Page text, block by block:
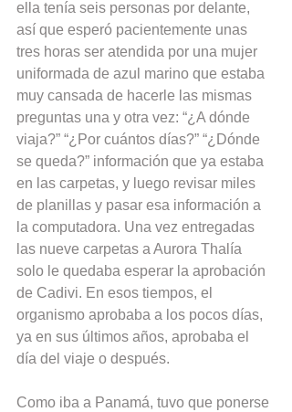
ella tenía seis personas por delante,
así que esperó pacientemente unas
tres horas ser atendida por una mujer
uniformada de azul marino que estaba
muy cansada de hacerle las mismas
preguntas una y otra vez: “¿A dónde
viaja?” “¿Por cuántos días?” “¿Dónde
se queda?” información que ya estaba
en las carpetas, y luego revisar miles
de planillas y pasar esa información a
la computadora. Una vez entregadas
las nueve carpetas a Aurora Thalía
solo le quedaba esperar la aprobación
de Cadivi. En esos tiempos, el
organismo aprobaba a los pocos días,
ya en sus últimos años, aprobaba el
día del viaje o después.
Como iba a Panamá, tuvo que ponerse